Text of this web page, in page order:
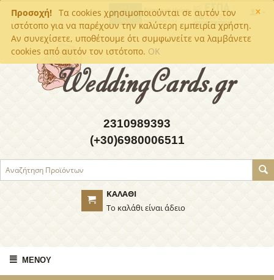
×
Προσοχή!
Τα cookies χρησιμοποιούνται σε αυτόν τον
ιστότοπο για να παρέχουν την καλύτερη εμπειρία χρήστη.
Αν συνεχίσετε, υποθέτουμε ότι συμφωνείτε να λαμβάνετε
cookies από αυτόν τον ιστότοπο. OK
2310989393
(+30)6980006511
ΚΑΛΆΘΙ
Το καλάθι είναι άδειο
ΜΕΝΟΎ